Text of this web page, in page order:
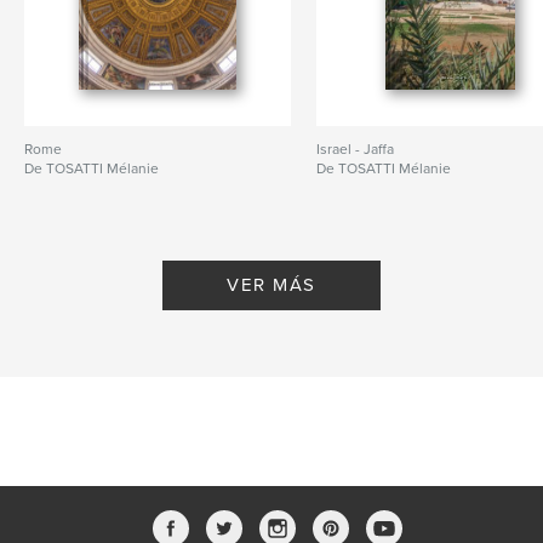
Rome
De TOSATTI Mélanie
Israel - Jaffa
De TOSATTI Mélanie
VER MÁS